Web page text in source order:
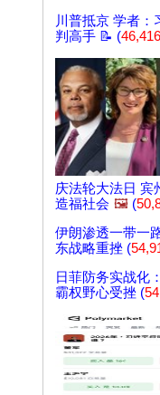
川普抵京 学者：
判高手 📝 (46,416
庆法轮大法日 宾
造福社会 🖼️ (
伊朗渗透一带一
东战略重挫 (
日菲防务实战化
霸权野心受挫 (